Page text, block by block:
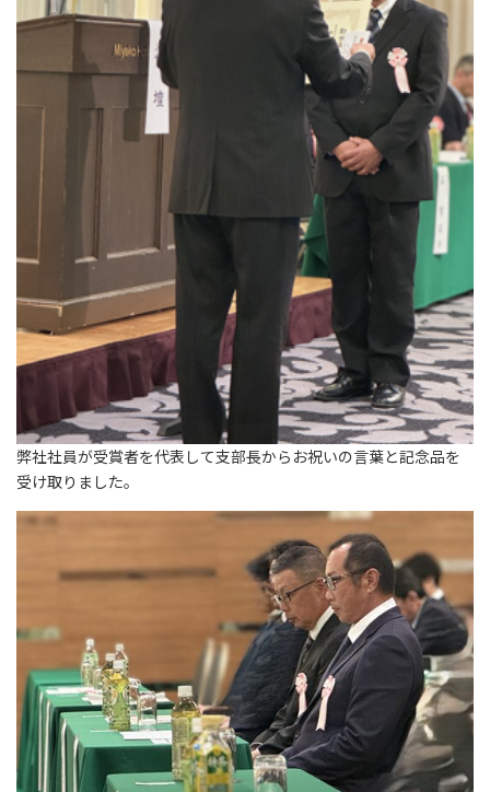
弊社社員が受賞者を代表して支部長からお祝いの言葉と記念品を
受け取りました。